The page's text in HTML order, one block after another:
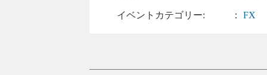
イベントカテゴリー: ：FX